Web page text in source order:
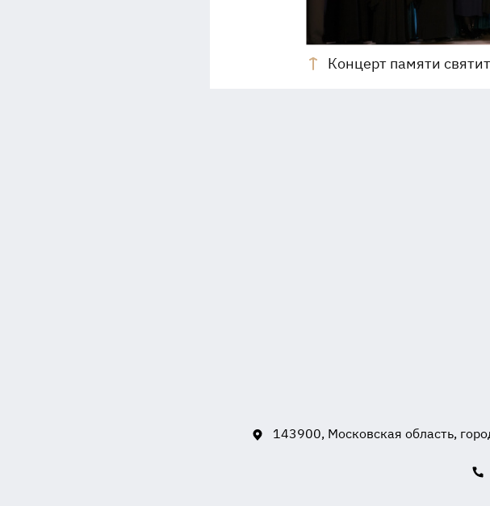
Концерт памяти
143900, Московская область,